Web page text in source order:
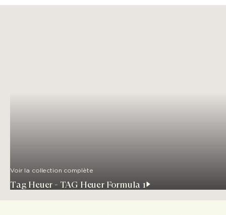
Voir la collection complète
Tag Heuer - TAG Heuer Formula 1